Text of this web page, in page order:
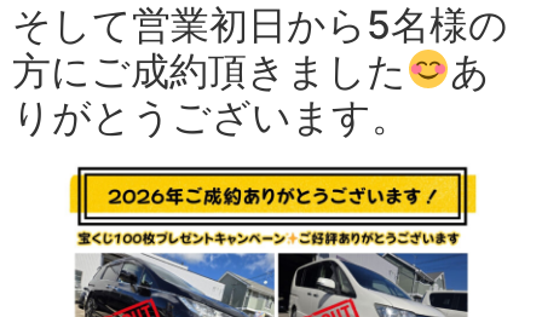
そして営業初日から5名様の
方にご成約頂きました
あ
りがとうございます。